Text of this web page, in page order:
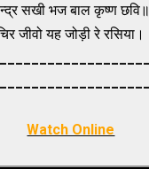
सखी भज बाल कृष्ण छवि॥
जीवो यह जोड़ी रे रसिया।
Watch Online